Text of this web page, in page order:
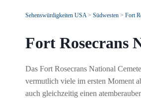
Sehenswürdigkeiten USA> Südwesten > Fort
Fort Rosecrans
Das Fort Rosecrans National
vermutlich viele im ersten Moment
auch gleichzeitig einen